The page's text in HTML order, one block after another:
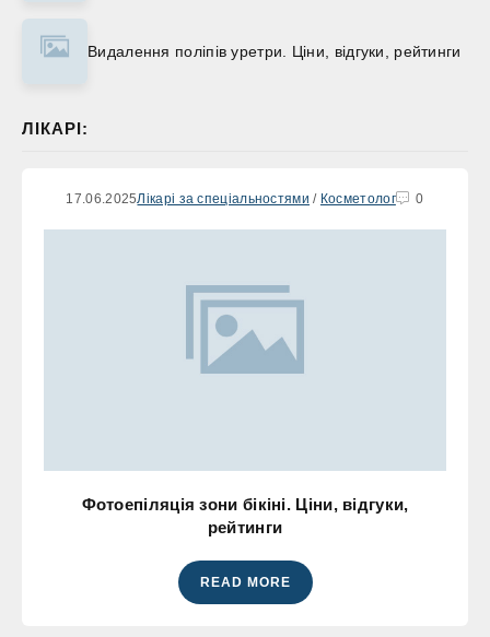
Видалення поліпів уретри. Ціни, відгуки, рейтинги
ЛІКАРІ:
17.06.2025Лікарі за спеціальностями / Косметолог 0
Фотоепіляція зони бікіні. Ціни, відгуки,
рейтинги
READ MORE